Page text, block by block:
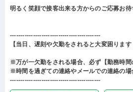
明るく笑顔で接客出来る方からのご応募お待
-------------------------------------------
【当日、遅刻や欠勤をされると大変困りま
※万が一欠勤をされる場合、必ず【勤務時
※時間を過ぎての連絡やメールでの連絡の
-------------------------------------------